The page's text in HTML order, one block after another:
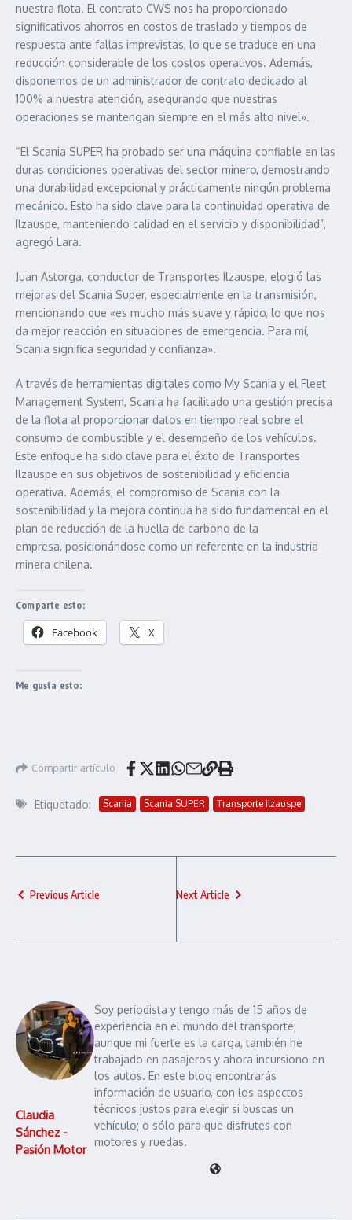
nuestra flota. El contrato CWS nos ha proporcionado
significativos ahorros en costos de traslado y tiempos de
respuesta ante fallas imprevistas, lo que se traduce en una
reducción considerable de los costos operativos. Además,
disponemos de un administrador de contrato dedicado al
100% a nuestra atención, asegurando que nuestras
operaciones se mantengan siempre en el más alto nivel».
“El Scania SUPER ha probado ser una máquina confiable en las
duras condiciones operativas del sector minero, demostrando
una durabilidad excepcional y prácticamente ningún problema
mecánico. Esto ha sido clave para la continuidad operativa de
Ilzauspe, manteniendo calidad en el servicio y disponibilidad”,
agregó Lara.
Juan Astorga, conductor de Transportes Ilzauspe, elogió las
mejoras del Scania Super, especialmente en la transmisión,
mencionando que «es mucho más suave y rápido, lo que nos
da mejor reacción en situaciones de emergencia. Para mí,
Scania significa seguridad y confianza».
A través de herramientas digitales como My Scania y el Fleet
Management System, Scania ha facilitado una gestión precisa
de la flota al proporcionar datos en tiempo real sobre el
consumo de combustible y el desempeño de los vehículos.
Este enfoque ha sido clave para el éxito de Transportes
Ilzauspe en sus objetivos de sostenibilidad y eficiencia
operativa. Además, el compromiso de Scania con la
sostenibilidad y la mejora continua ha sido fundamental en el
plan de reducción de la huella de carbono de la
empresa, posicionándose como un referente en la industria
minera chilena.
Comparte esto:
Facebook X
Me gusta esto:
Compartir artículo
Etiquetado: Scania Scania SUPER Transporte Ilzauspe
Previous Article Next Article
Claudia
Sánchez -
Pasión Motor
Soy periodista y tengo más de 15 años de
experiencia en el mundo del transporte;
aunque mi fuerte es la carga, también he
trabajado en pasajeros y ahora incursiono en
los autos. En este blog encontrarás
información de usuario, con los aspectos
técnicos justos para elegir si buscas un
vehículo; o sólo para que disfrutes con
motores y ruedas.